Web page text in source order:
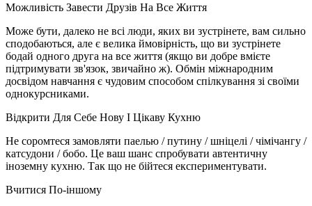
Можливість Завести Друзів На Все Життя
Може бути, далеко не всі люди, яких ви зустрінете, вам сильно
сподобаються, але є велика ймовірність, що ви зустрінете
бодай одного друга на все життя (якщо ви добре вмієте
підтримувати зв'язок, звичайно ж). Обмін міжнародним
досвідом навчання є чудовим способом спілкування зі своїми
однокурсниками.
Відкрити Для Себе Нову І Цікаву Кухню
Не соромтеся замовляти паелью / путину / шніцелі / чімічангу /
катсудони / бобо. Це ваш шанс спробувати автентичну
іноземну кухню. Так що не бійтеся експериментувати.
Вчитися По-іншому